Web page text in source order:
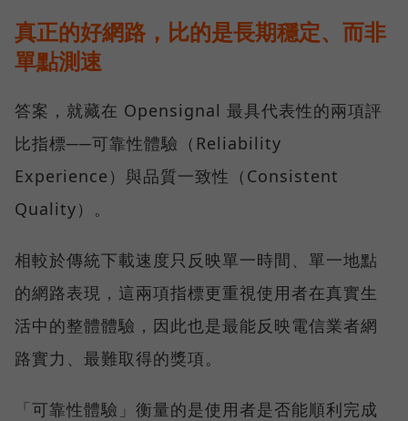
真正的好網路，比的是長期穩定、而非
單點測速
答案，就藏在 Opensignal 最具代表性的兩項評
比指標──可靠性體驗（Reliability
Experience）與品質一致性（Consistent
Quality）。
相較於傳統下載速度只反映單一時間、單一地點
的網路表現，這兩項指標更重視使用者在真實生
活中的整體體驗，因此也是最能反映電信業者網
路實力、最難取得的獎項。
「可靠性體驗」衡量的是使用者是否能順利完成